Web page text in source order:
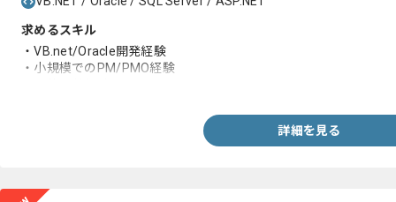
求めるスキル
・VB.net/Oracle開発経験
・小規模でのPM/PMO経験
詳細を見る